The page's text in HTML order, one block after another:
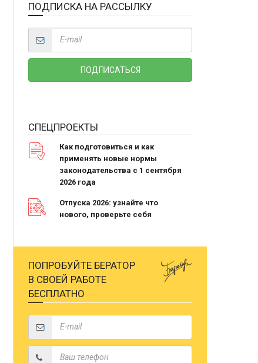
ПОДПИСКА НА РАССЫЛКУ
СПЕЦПРОЕКТЫ
Как подготовиться и как
применять новые нормы
законодательства с 1 сентября
2026 года
Отпуска 2026: узнайте что
нового, проверьте себя
ПОПРОБУЙТЕ БЕРАТОР
В СВОЕЙ РАБОТЕ
БЕСПЛАТНО